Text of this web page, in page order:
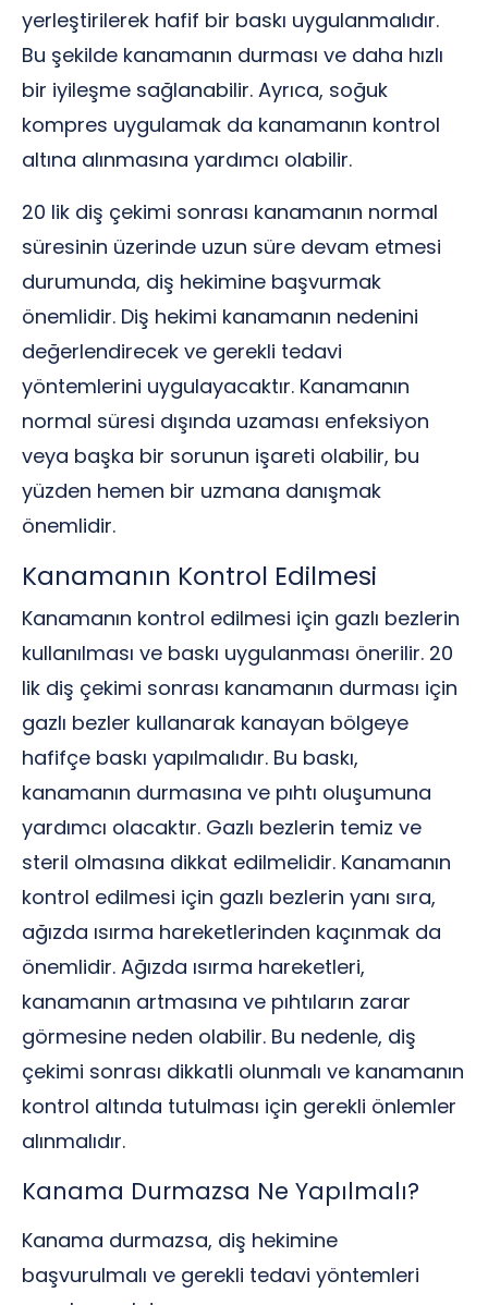
yerleştirilerek hafif bir baskı uygulanmalıdır.
Bu şekilde kanamanın durması ve daha hızlı
bir iyileşme sağlanabilir. Ayrıca, soğuk
kompres uygulamak da kanamanın kontrol
altına alınmasına yardımcı olabilir.
20 lik diş çekimi sonrası kanamanın normal
süresinin üzerinde uzun süre devam etmesi
durumunda, diş hekimine başvurmak
önemlidir. Diş hekimi kanamanın nedenini
değerlendirecek ve gerekli tedavi
yöntemlerini uygulayacaktır. Kanamanın
normal süresi dışında uzaması enfeksiyon
veya başka bir sorunun işareti olabilir, bu
yüzden hemen bir uzmana danışmak
önemlidir.
Kanamanın Kontrol Edilmesi
Kanamanın kontrol edilmesi için gazlı bezlerin
kullanılması ve baskı uygulanması önerilir. 20
lik diş çekimi sonrası kanamanın durması için
gazlı bezler kullanarak kanayan bölgeye
hafifçe baskı yapılmalıdır. Bu baskı,
kanamanın durmasına ve pıhtı oluşumuna
yardımcı olacaktır. Gazlı bezlerin temiz ve
steril olmasına dikkat edilmelidir. Kanamanın
kontrol edilmesi için gazlı bezlerin yanı sıra,
ağızda ısırma hareketlerinden kaçınmak da
önemlidir. Ağızda ısırma hareketleri,
kanamanın artmasına ve pıhtıların zarar
görmesine neden olabilir. Bu nedenle, diş
çekimi sonrası dikkatli olunmalı ve kanamanın
kontrol altında tutulması için gerekli önlemler
alınmalıdır.
Kanama Durmazsa Ne Yapılmalı?
Kanama durmazsa, diş hekimine
başvurulmalı ve gerekli tedavi yöntemleri